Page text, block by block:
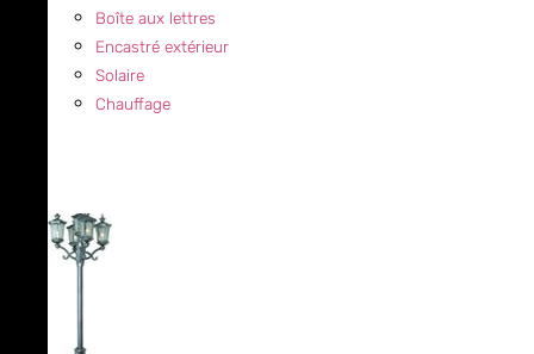
Boîte aux lettres
Encastré extérieur
Solaire
Chauffage